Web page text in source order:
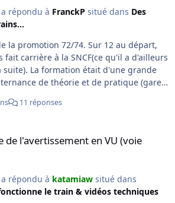
répondu à FranckP situé dans Des
la promotion 72/74. Sur 12 au départ,
fait carrière à la SNCF(ce qu'il a d'ailleurs
suite). La formation était d'une grande
de théorie et de pratique (gares
de CG3 mais il fallait attendre d'être
de 25 ans et nous sommes quelques
avec les concours de KT puis
du centre de formation puis pour le
11 réponses
de l'avertissement en VU (voie
répondu à katamiawsitué dans
le train & vidéos techniques